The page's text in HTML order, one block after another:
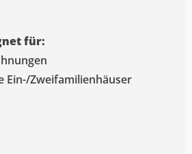
für:
Ein-/Zweifamilienhäuser